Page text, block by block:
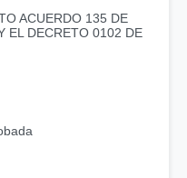
ACUERDO 135 DE
EL DECRETO 0102 DE